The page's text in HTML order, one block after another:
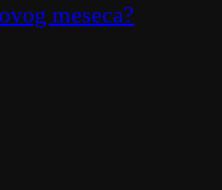
meseca?